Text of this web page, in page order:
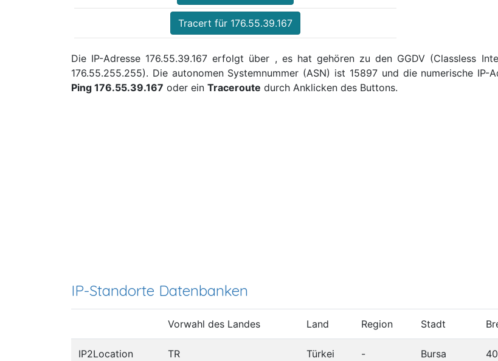
Tracert für 176.55.39.167
Die IP-Adresse 176.55.39.167 erfolgt über , es hat gehören zu den GGDV (Classless
176.55.255.255). Die autonomen Systemnummer (ASN) ist 15897 und die numerische IP-
Ping 176.55.39.167 oder ein Traceroute durch Anklicken des Buttons.
IP-Standorte Datenbanken
Vorwahl des Landes Land Region Stadt
IP2Location TR Türkei - Bursa